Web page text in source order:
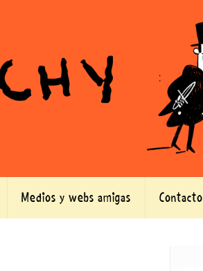
Medios y webs amigas Contacto